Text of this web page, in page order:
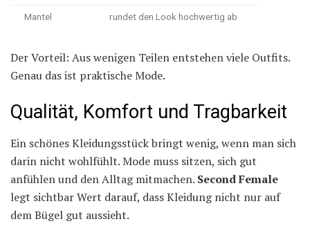
Mantel rundet den Look hochwertig ab
Der Vorteil: Aus wenigen Teilen entstehen viele Outfits.
Genau das ist praktische Mode.
Qualität, Komfort und Tragbarkeit
Ein schönes Kleidungsstück bringt wenig, wenn man sich
darin nicht wohlfühlt. Mode muss sitzen, sich gut
anfühlen und den Alltag mitmachen. Second Female
legt sichtbar Wert darauf, dass Kleidung nicht nur auf
dem Bügel gut aussieht.